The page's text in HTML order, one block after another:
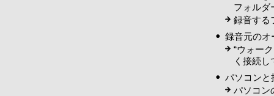
フォルダ
録音する
録音元のオ
“ウォー
く接続
パソコンと
パソコン